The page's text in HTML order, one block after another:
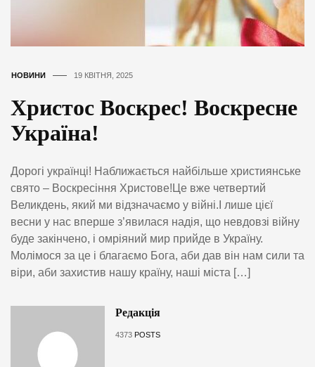
НОВИНИ 19 КВІТНЯ, 2025
Христос Воскрес! Воскресне
Україна!
Дорогі українці! Наближається найбільше християнське
свято – Воскресіння Христове!Це вже четвертий
Великдень, який ми відзначаємо у війні.І лише цієї
весни у нас вперше з’явилася надія, що невдовзі війну
буде закінчено, і омріяний мир прийде в Україну.
Молімося за це і благаємо Бога, аби дав він нам сили та
віри, аби захистив нашу країну, наші міста […]
Редакція
4373 POSTS